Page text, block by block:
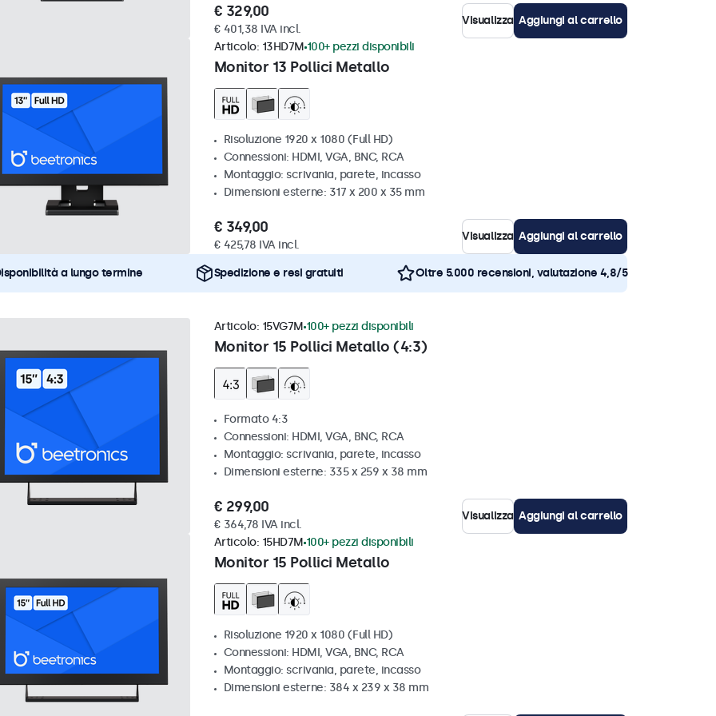
€ 329,00
€ 401,38 IVA incl.
Visualizza Aggiungi al carrello
Monitor 13 Pollici Metallo
Articolo: 13HD7M 100+ pezzi disponibili
Risoluzione 1920 x 1080 (Full HD)
Connessioni: HDMI, VGA, BNC, RCA
Montaggio: scrivania, parete, incasso
Dimensioni esterne: 317 x 200 x 35 mm
€ 349,00
€ 425,78 IVA incl.
Visualizza Aggiungi al carrello
a lungo termine Spedizione e resi gratuiti Oltre 5.000 recensioni, valutazione 4,8/5
Monitor 15 Pollici Metallo (4:3)
Articolo: 15VG7M 100+ pezzi disponibili
Formato 4:3
Connessioni: HDMI, VGA, BNC, RCA
Montaggio: scrivania, parete, incasso
Dimensioni esterne: 335 x 259 x 38 mm
€ 299,00
€ 364,78 IVA incl.
Visualizza Aggiungi al carrello
Monitor 15 Pollici Metallo
Articolo: 15HD7M 100+ pezzi disponibili
Risoluzione 1920 x 1080 (Full HD)
Connessioni: HDMI, VGA, BNC, RCA
Montaggio: scrivania, parete, incasso
Dimensioni esterne: 384 x 239 x 38 mm